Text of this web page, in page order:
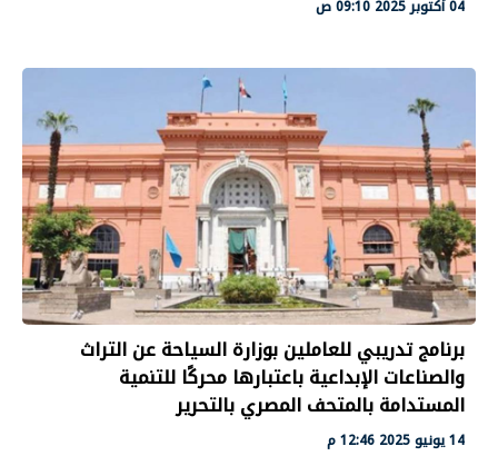
04 أكتوبر 2025 09:10 ص
برنامج تدريبي للعاملين بوزارة السياحة عن التراث
والصناعات الإبداعية باعتبارها محركًا للتنمية
المستدامة بالمتحف المصري بالتحرير
14 يونيو 2025 12:46 م